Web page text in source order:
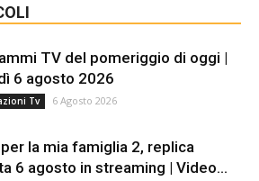
TV del pomeriggio di oggi |
6 agosto 2026
Tv 6 Agosto 2026
la mia famiglia 2, replica
6 agosto in streaming | Video...